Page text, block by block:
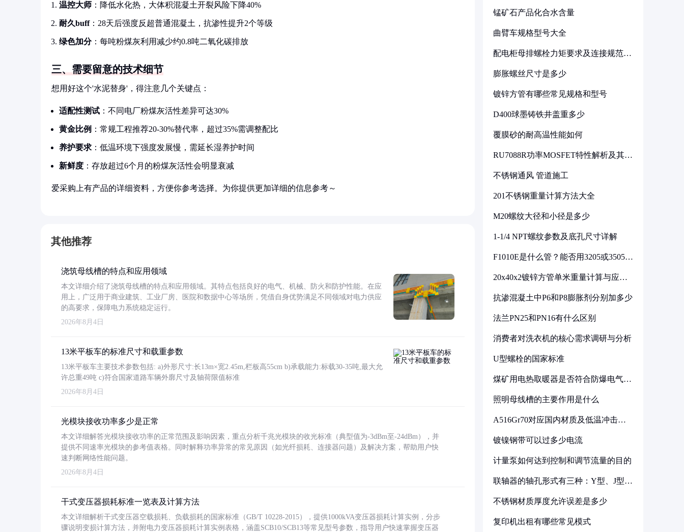
温控大师 ：降低水化热，大体积混凝土开裂风险下降40%
耐久buff：28天后强度反超普通混凝土，抗渗性提升2个等级
绿色加分：每吨粉煤灰利用减少约0.8吨二氧化碳排放
三、需要留意的技术细节
想用好这个'水泥替身'，得注意几个关键点：
适配性测试 ：不同电厂粉煤灰活性差异可达30%
黄金比例 ：常规工程推荐20-30%替代率，超过35%需调整配比
养护要求 ：低温环境下强度发展慢，需延长湿养护时间
新鲜度 ：存放超过6个月的粉煤灰活性会明显衰减
爱采购上有产品的详细资料，方便你参考选择。为你提供更加详细的信息参考～
其他推荐
浇筑母线槽的特点和应用领域
本文详细介绍了浇筑母线槽的特点和应用领域。其特点包括良好的电气、机械、防火和防护性能。在应
用上，广泛用于商业建筑、工业厂房、医院和数据中心等场所，凭借自身优势满足不同领域对电力供应
的高要求，保障电力系统稳定运行。
2026年8月4日
13米平板车的标准尺寸和载重参数
13米平板车主要技术参数包括: a)外形尺寸:长13m×宽2.45m,栏板高55cm b)承载能力:标载30-35吨,最大允
许总重49吨 c)符合国家道路车辆外廓尺寸及轴荷限值标准
2026年8月4日
光模块接收功率多少是正常
本文详细解答光模块接收功率的正常范围及影响因素，重点分析千兆光模块的收光标准（典型值为-3dBm至-24dBm），并
提供不同速率光模块的参考值表格。同时解释功率异常的常见原因（如光纤损耗、连接器问题）及解决方案，帮助用户快
速判断网络性能问题。
2026年8月4日
干式变压器损耗标准一览表及计算方法
本文详细解析干式变压器空载损耗、负载损耗的国家标准（GB/T 10228-2015），提供1000kVA变压器损耗计算实例，分步
骤说明变损计算方法，并附电力变压器损耗计算实例表格，涵盖SCB10/SCB13等常见型号参数，指导用户快速掌握变压器
锰矿石产品化合水含量
曲臂车规格型号大全
配电柜母排螺栓力矩要求及连接规范详
膨胀螺丝尺寸是多少
镀锌方管有哪些常见规格和型号
D400球墨铸铁井盖重多少
覆膜砂的耐高温性能如何
RU7088R功率MOSFET特性解析及其在
不锈钢通风 管道施工
201不锈钢重量计算方法大全
M20螺纹大径和小径是多少
1-1/4 NPT螺纹参数及底孔尺寸详解
F1010E是什么管？能否用3205或3505代
20x40x2镀锌方管单米重量计算与应用
抗渗混凝土中P6和P8膨胀剂分别加多少
法兰PN25和PN16有什么区别
消费者对洗衣机的核心需求调研与分析
U型螺栓的国家标准
煤矿用电热取暖器是否符合防爆电气设
照明母线槽的主要作用是什么
A516Gr70对应国内材质及低温冲击要
镀镍钢带可以过多少电流
计量泵如何达到控制和调节流量的目的
联轴器的轴孔形式有三种：Y型、J型、
不锈钢材质厚度允许误差是多少
复印机出租有哪些常见模式